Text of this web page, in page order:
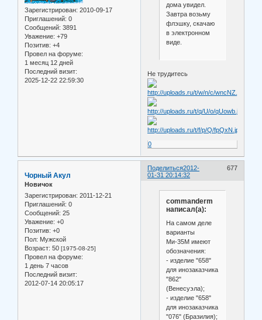
Зарегистрирован: 2010-09-17
Приглашений: 0
Сообщений: 3891
Уважение: +79
Позитив: +4
Провел на форуме:
1 месяц 12 дней
Последний визит:
2025-12-22 22:59:30
дома увидел.
Завтра возьму
флэшку, скачаю
в электронном
виде.
Не трудитесь
0
Поделиться 677
2012-
01-31 20:14:32
Чорный Акул
Новичок
Зарегистрирован: 2011-12-21
Приглашений: 0
Сообщений: 25
Уважение: +0
Позитив: +0
Пол: Мужской
Возраст: 50 [1975-08-25]
Провел на форуме:
1 день 7 часов
Последний визит:
2012-07-14 20:05:17
commanderm
написал(а):
На самом деле
варианты
Ми-35М имеют
обозначения:
- изделие "658"
для инозаказчика
"862"
(Венесуэла);
- изделие "658"
для инозаказчика
"076" (Бразилия);